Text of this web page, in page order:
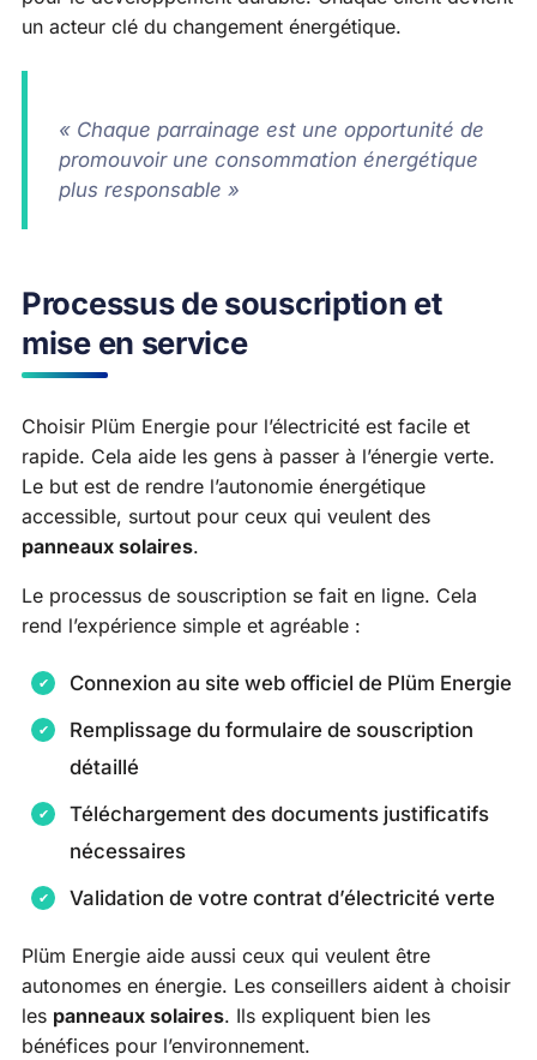
un acteur clé du changement énergétique.
« Chaque parrainage est une opportunité de
promouvoir une consommation énergétique
plus responsable »
Processus de souscription et
mise en service
Choisir Plüm Energie pour l’électricité est facile et
rapide. Cela aide les gens à passer à l’énergie verte.
Le but est de rendre l’autonomie énergétique
accessible, surtout pour ceux qui veulent des
panneaux solaires.
Le processus de souscription se fait en ligne. Cela
rend l’expérience simple et agréable :
Connexion au site web officiel de Plüm Energie
Remplissage du formulaire de souscription
détaillé
Téléchargement des documents justificatifs
nécessaires
Validation de votre contrat d’électricité verte
Plüm Energie aide aussi ceux qui veulent être
autonomes en énergie. Les conseillers aident à choisir
les panneaux solaires. Ils expliquent bien les
bénéfices pour l’environnement.